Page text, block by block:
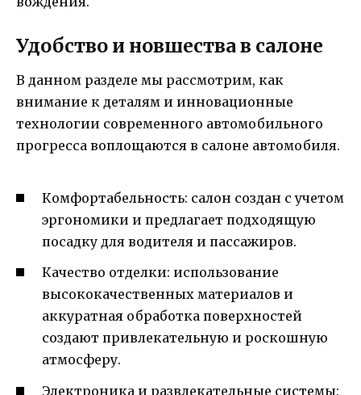
Удобство и новшества в салоне
В данном разделе мы рассмотрим, как
внимание к деталям и инновационные
технологии современного автомобильного
прогресса воплощаются в салоне автомобиля.
Комфортабельность: салон создан с учетом
эргономики и предлагает подходящую
посадку для водителя и пассажиров.
Качество отделки: использование
высококачественных материалов и
аккуратная обработка поверхностей
создают привлекательную и роскошную
атмосферу.
Электроника и развлекательные системы: